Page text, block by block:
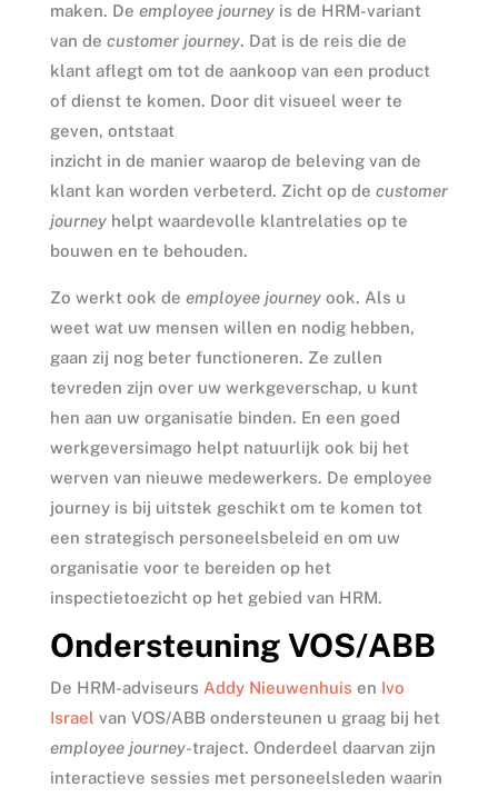
maken. De employee journeyis de HRM-variant
van de customer journey. Dat is de reis die de
klant aflegt om tot de aankoop van een product
of dienst te komen. Door dit visueel weer te
geven, ontstaat
inzicht in de manier waarop de beleving van de
klant kan worden verbeterd. Zicht op de customer
journeyhelpt waardevolle klantrelaties op te
bouwen en te behouden.
Zo werkt ook de employee journeyook. Als u
weet wat uw mensen willen en nodig hebben,
gaan zij nog beter functioneren. Ze zullen
tevreden zijn over uw werkgeverschap, u kunt
hen aan uw organisatie binden. En een goed
werkgeversimago helpt natuurlijk ook bij het
werven van nieuwe medewerkers. De employee
journey is bij uitstek geschikt om te komen tot
een strategisch personeelsbeleid en om uw
organisatie voor te bereiden op het
inspectietoezicht op het gebied van HRM.
Ondersteuning VOS/ABB
De HRM-adviseurs Addy Nieuwenhuis en Ivo
Israel van VOS/ABB ondersteunen u graag bij het
employee journey-traject. Onderdeel daarvan zijn
interactieve sessies met personeelsleden waarin